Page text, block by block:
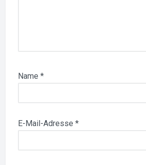
Name *
E-Mail-Adresse *